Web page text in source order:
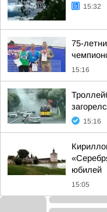
15:32
75-
15:16
15:16
юбилей
15:05